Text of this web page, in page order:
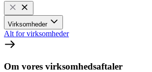
Virksomheder
Alt for virksomheder
Om vores virksomhedsaftaler